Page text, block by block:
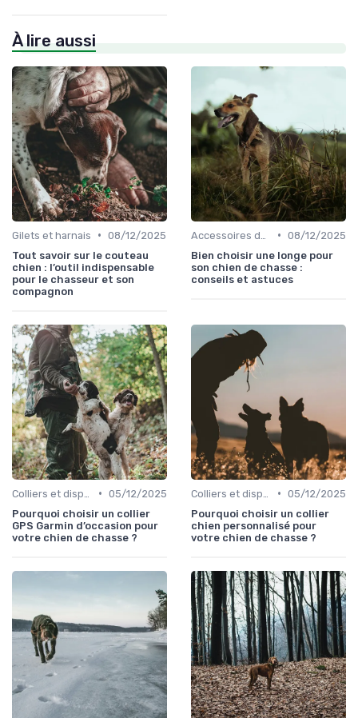
À lire aussi
Gilets et harnais • 08/12/2025
Tout savoir sur le couteau
chien : l’outil indispensable
pour le chasseur et son
compagnon
• 08/12/2025
Bien choisir une longe pour
son chien de chasse :
conseils et astuces
• 05/12/2025
Pourquoi choisir un collier
GPS Garmin d’occasion pour
votre chien de chasse ?
• 05/12/2025
Pourquoi choisir un collier
chien personnalisé pour
votre chien de chasse ?